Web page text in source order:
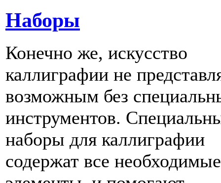
Наборы
Конечно же, искусство
каллиграфии не
возможным без
инструментов.
наборы для каллиграфии
содержат все необходимые